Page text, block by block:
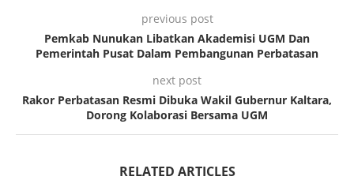
previous post
Pemkab Nunukan Libatkan Akademisi UGM Dan
Pemerintah Pusat Dalam Pembangunan Perbatasan
next post
Rakor Perbatasan Resmi Dibuka Wakil Gubernur Kaltara,
Dorong Kolaborasi Bersama UGM
RELATED ARTICLES